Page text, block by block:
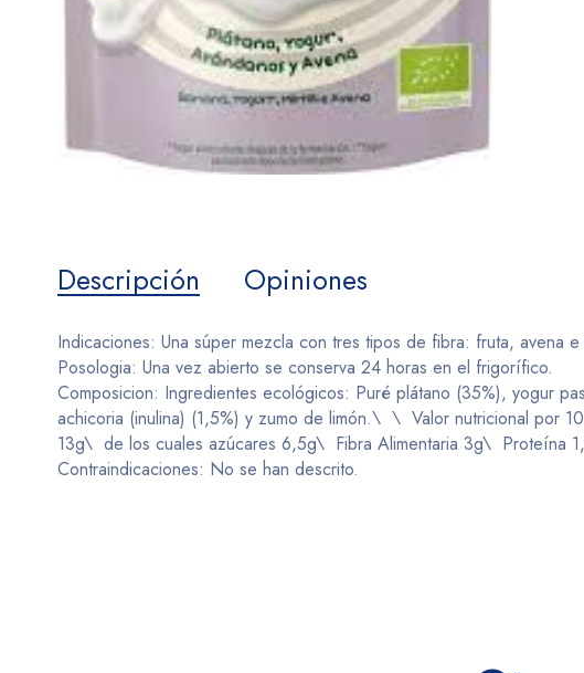
Descripción Opiniones
Indicaciones: Una súper mezcla con tres tipos de fibra: fruta,
Posologia: Una vez abierto se conserva 24 horas en el frigorífico.
Composicion: Ingredientes ecológicos: Puré plátano (35%), yogur
achicoria (inulina) (1,5%) y zumo de limón.\ \ Valor nutricional
13g\ de los cuales azúcares 6,5g\ Fibra Alimentaria 3g\ Proteína
Contraindicaciones: No se han descrito.